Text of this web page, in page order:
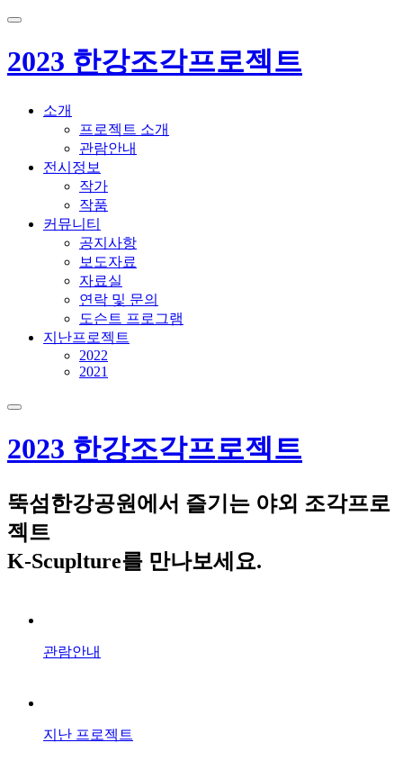
2023 한강조각프로젝트
소개
프로젝트 소개
관람안내
전시정보
작가
작품
커뮤니티
공지사항
보도자료
자료실
연락 및 문의
도슨트 프로그램
지난프로젝트
2022
2021
2023 한강조각프로젝트
뚝섬한강공원에서 즐기는 야외 조각프로
젝트
K-Scuplture를 만나보세요.
관람안내
지난 프로젝트